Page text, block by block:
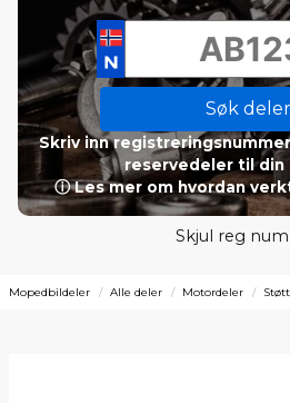
Søk deler
Skriv inn
reservedeler til din
ⓘ Les mer om hvordan
Skjul reg
Mopedbildeler Alle deler Motordeler